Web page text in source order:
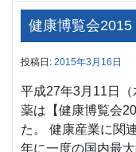
健康博覧会
投稿日: 2015年3月16日
平成27年3月11日
薬は【健康博覧会
た。 健康産業に関
年に一度の国内最